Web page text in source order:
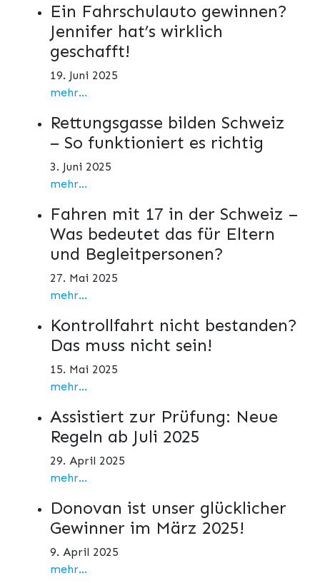
Ein Fahrschulauto gewinnen?
Jennifer hat’s wirklich
geschafft!
19. Juni 2025
mehr...
Rettungsgasse bilden Schweiz
– So funktioniert es richtig
3. Juni 2025
mehr...
Fahren mit 17 in der Schweiz –
Was bedeutet das für Eltern
und Begleitpersonen?
27. Mai 2025
mehr...
Kontrollfahrt nicht bestanden?
Das muss nicht sein!
15. Mai 2025
mehr...
Assistiert zur Prüfung: Neue
Regeln ab Juli 2025
29. April 2025
mehr...
Donovan ist unser glücklicher
Gewinner im März 2025!
9. April 2025
mehr...